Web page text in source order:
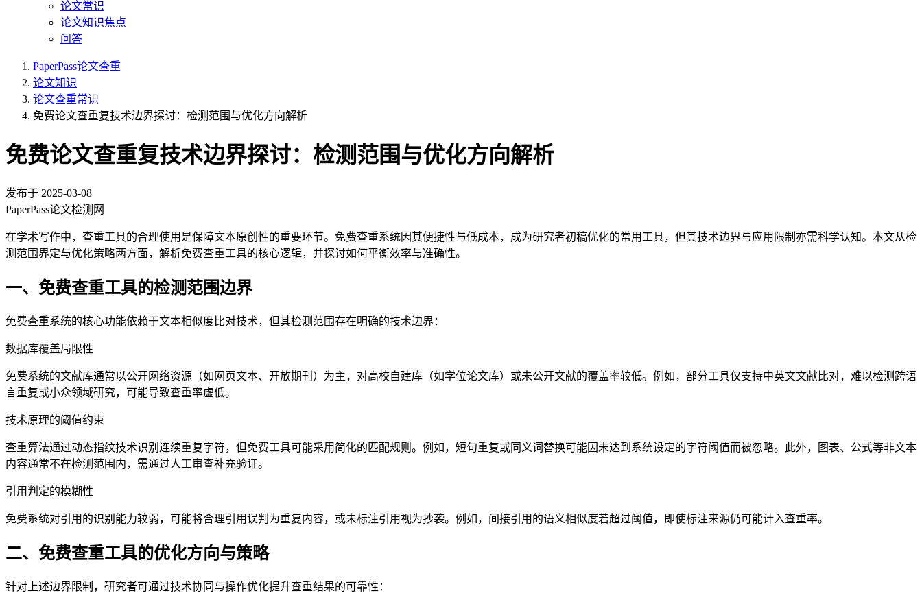
论文常识
论文知识焦点
问答
PaperPass论文查重
论文知识
论文查重常识
免费论文查重复技术边界探讨：检测范围与优化方向解析
免费论文查重复技术边界探讨：检测范围与优化方向解析
发布于 2025-03-08
PaperPass论文检测网
在学术写作中，查重工具的合理使用是保障文本原创性的重要环节。免费查重系统因其便捷性与低成本，成为研究者初稿优化的常用工具，但其技术边界与应用限制亦需科学认知。本文从检
测范围界定与优化策略两方面，解析免费查重工具的核心逻辑，并探讨如何平衡效率与准确性。
一、免费查重工具的检测范围边界
免费查重系统的核心功能依赖于文本相似度比对技术，但其检测范围存在明确的技术边界：
数据库覆盖局限性
免费系统的文献库通常以公开网络资源（如网页文本、开放期刊）为主，对高校自建库（如学位论文库）或未公开文献的覆盖率较低。例如，部分工具仅支持中英文文献比对，难以检测跨语
言重复或小众领域研究，可能导致查重率虚低。
技术原理的阈值约束
查重算法通过动态指纹技术识别连续重复字符，但免费工具可能采用简化的匹配规则。例如，短句重复或同义词替换可能因未达到系统设定的字符阈值而被忽略。此外，图表、公式等非文本
内容通常不在检测范围内，需通过人工审查补充验证。
引用判定的模糊性
免费系统对引用的识别能力较弱，可能将合理引用误判为重复内容，或未标注引用视为抄袭。例如，间接引用的语义相似度若超过阈值，即使标注来源仍可能计入查重率。
二、免费查重工具的优化方向与策略
针对上述边界限制，研究者可通过技术协同与操作优化提升查重结果的可靠性：